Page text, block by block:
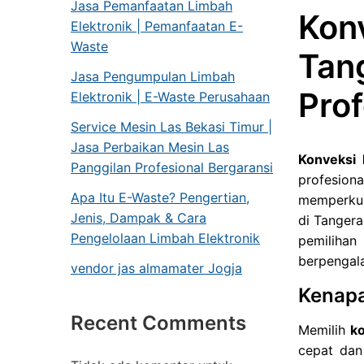
Jasa Pemanfaatan Limbah
Elektronik | Pemanfaatan E-
Waste
Jasa Pengumpulan Limbah
Elektronik | E-Waste Perusahaan
Service Mesin Las Bekasi Timur |
Jasa Perbaikan Mesin Las
Panggilan Profesional Bergaransi
Apa Itu E-Waste? Pengertian,
Jenis, Dampak & Cara
Pengelolaan Limbah Elektronik
vendor jas almamater Jogja
Recent Comments
Konveksi
di
Memilih
cepat